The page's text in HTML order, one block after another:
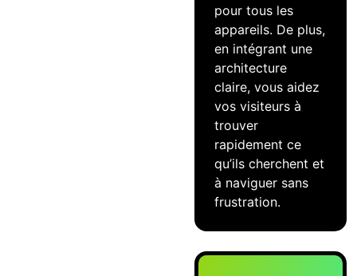
pour tous les
appareils. De plus,
en intégrant une
architecture
claire, vous aidez
vos visiteurs à
trouver
rapidement ce
qu’ils cherchent et
à naviguer sans
frustration.